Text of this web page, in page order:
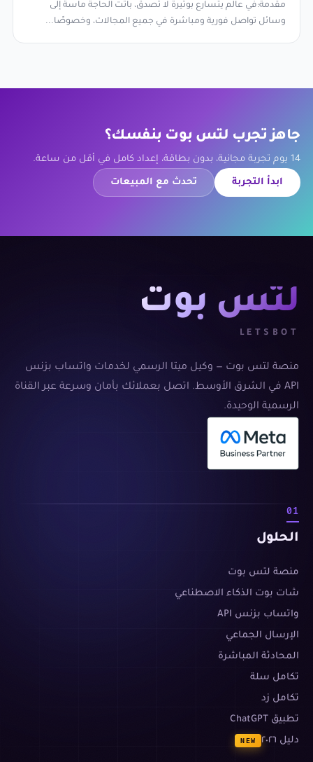
مقدمة:في عالم يتسارع بوتيرة لا تُصدق، باتت الحاجة ماسة إلى
وسائل تواصل فورية ومباشرة في جميع المجالات، وخصوصًا...
جاهز تجرب لتس بوت بنفسك؟
14 يوم تجربة مجانية، بدون بطاقة، إعداد كامل في أقل من ساعة.
ابدأ التجربة تحدث مع المبيعات
لتس بوت
LETSBOT
منصة لتس بوت — وكيل ميتا الرسمي لخدمات واتساب بزنس
API في الشرق الأوسط. اتصل بعملائك بأمان وسرعة عبر القناة
الرسمية الوحيدة.
01
الحلول
منصة لتس بوت
شات بوت الذكاء الاصطناعي
واتساب بزنس API
الإرسال الجماعي
المحادثة المباشرة
تكامل سلة
تكامل زد
تطبيق ChatGPT
دليل ٢٠٢٦
NEW